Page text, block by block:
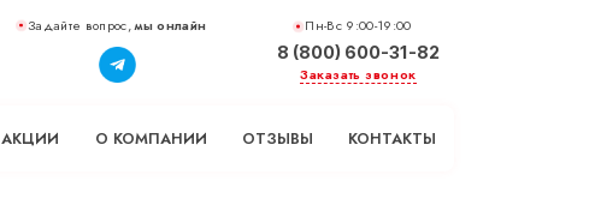
Задайте вопрос,мы онлайн Пн-Вс 9:00-19:00
8 (800) 600-31-82
Заказать звонок
АКЦИИ О КОМПАНИИ ОТЗЫВЫ КОНТАКТЫ